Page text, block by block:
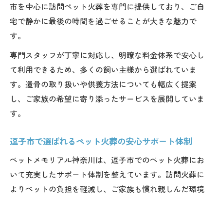
市を中心に訪問ペット火葬を専門に提供しており、ご自
宅で静かに最後の時間を過ごせることが大きな魅力で
す。
専門スタッフが丁寧に対応し、明瞭な料金体系で安心し
て利用できるため、多くの飼い主様から選ばれていま
す。遺骨の取り扱いや供養方法についても幅広く提案
し、ご家族の希望に寄り添ったサービスを展開していま
す。
逗子市で選ばれるペット火葬の安心サポート体制
ペットメモリアル神奈川は、逗子市でのペット火葬にお
いて充実したサポート体制を整えています。訪問火葬に
よりペットの負担を軽減し、ご家族も慣れ親しんだ環境